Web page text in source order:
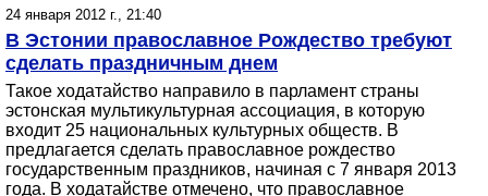
24 января 2012 г., 21:40
В Эстонии православное Рождество требуют
сделать праздничным днем
Такое ходатайство направило в парламент страны
эстонская мультикультурная ассоциация, в которую
входит 25 национальных культурных обществ. В
предлагается сделать православное рождество
государственным праздников, начиная с 7 января 2013
года. В ходатайстве отмечено, что православное